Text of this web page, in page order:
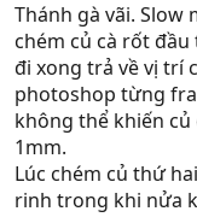
Thánh gà vãi. Slow
chém củ cà rốt
đi xong trả về vị trí
photoshop từng
không thể khiến
1mm.
Lúc chém củ thứ
rinh trong khi nửa